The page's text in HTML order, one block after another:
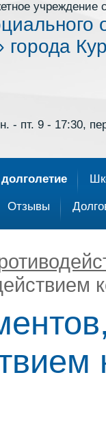
учреждение
города
- пт. 9 - 17:30,
Отзывы